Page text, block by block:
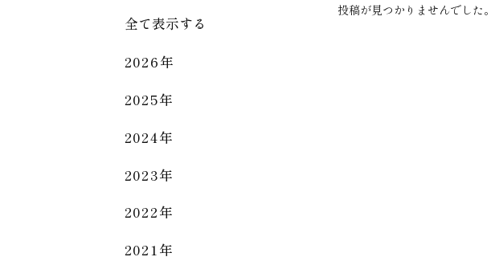
投稿が見つかりませんでした。
全て表示する
2026年
2025年
2024年
2023年
2022年
2021年